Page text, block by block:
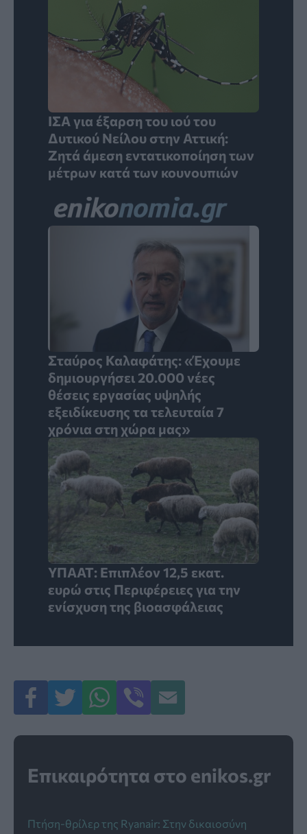
ΙΣΑ για έξαρση του ιού του
Δυτικού Νείλου στην Αττική:
Ζητά άμεση εντατικοποίηση των
μέτρων κατά των κουνουπιών
Σταύρος Καλαφάτης: «Έχουμε
δημιουργήσει 20.000 νέες
θέσεις εργασίας υψηλής
εξειδίκευσης τα τελευταία 7
χρόνια στη χώρα μας»
ΥΠΑΑΤ: Επιπλέον 12,5 εκατ.
ευρώ στις Περιφέρειες για την
ενίσχυση της βιοασφάλειας
Επικαιρότητα στο enikos.gr
Πτήση-θρίλερ της Ryanair: Στην δικαιοσύνη